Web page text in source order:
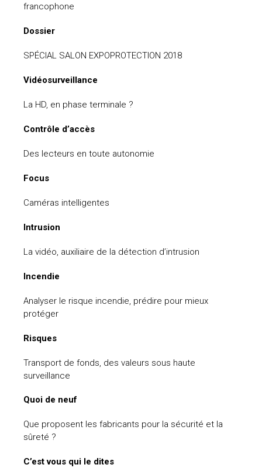
francophone
Dossier
SPÉCIAL SALON EXPOPROTECTION 2018
Vidéosurveillance
La HD, en phase terminale ?
Contrôle d’accès
Des lecteurs en toute autonomie
Focus
Caméras intelligentes
Intrusion
La vidéo, auxiliaire de la détection d’intrusion
Incendie
Analyser le risque incendie, prédire pour mieux
protéger
Risques
Transport de fonds, des valeurs sous haute
surveillance
Quoi de neuf
Que proposent les fabricants pour la sécurité et la
sûreté ?
C’est vous qui le dites